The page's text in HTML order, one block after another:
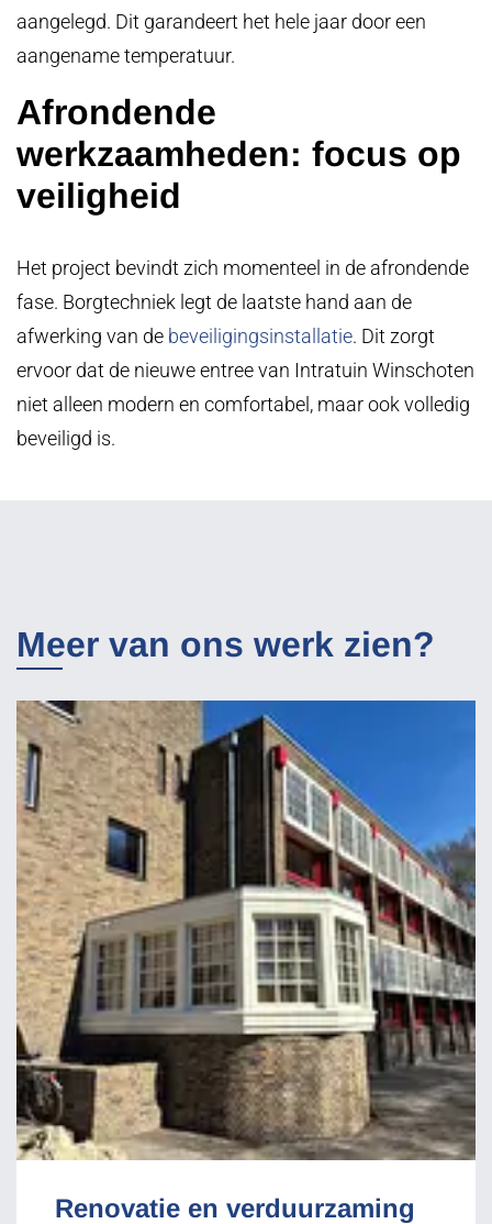
aangelegd. Dit garandeert het hele jaar door een
aangename temperatuur.
Afrondende
werkzaamheden: focus op
veiligheid
Het project bevindt zich momenteel in de afrondende
fase. Borgtechniek legt de laatste hand aan de
afwerking van de beveiligingsinstallatie. Dit zorgt
ervoor dat de nieuwe entree van Intratuin Winschoten
niet alleen modern en comfortabel, maar ook volledig
beveiligd is.
Meer van ons werk zien?
Renovatie en verduurzaming